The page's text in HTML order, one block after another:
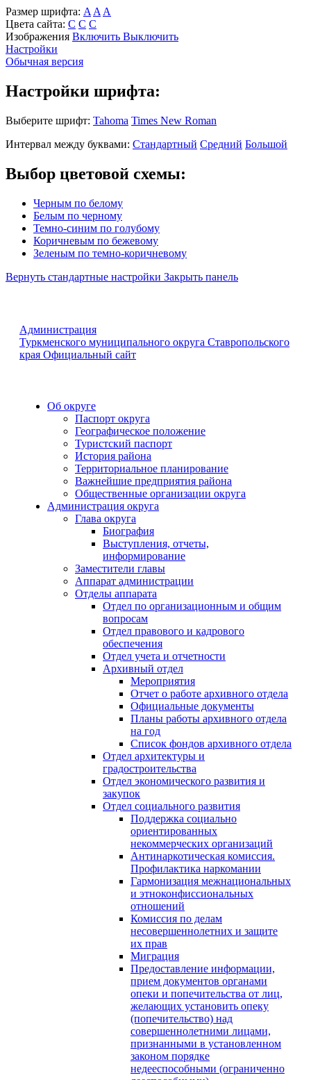
Размер шрифта: A A A
Цвета сайта: С С С
Изображения Включить Выключить
Настройки
Обычная версия
Настройки шрифта:
Выберите шрифт: Tahoma Times New Roman
Интервал между буквами: Стандартный Средний Большой
Выбор цветовой схемы:
Черным по белому
Белым по черному
Темно-синим по голубому
Коричневым по бежевому
Зеленым по темно-коричневому
Вернуть стандартные настройки Закрыть панель
Администрация
Туркменского муниципального округа Ставропольского
края Официальный сайт
Об округе
Паспорт округа
Географическое положение
Туристский паспорт
История района
Территориальное планирование
Важнейшие предприятия района
Общественные организации округа
Администрация округа
Глава округа
Биография
Выступления, отчеты,
информирование
Заместители главы
Аппарат администрации
Отделы аппарата
Отдел по организационным и общим
вопросам
Отдел правового и кадрового
обеспечения
Отдел учета и отчетности
Архивный отдел
Мероприятия
Отчет о работе архивного отдела
Официальные документы
Планы работы архивного отдела
на год
Список фондов архивного отдела
Отдел архитектуры и
градостроительства
Отдел экономического развития и
закупок
Отдел социального развития
Поддержка социально
ориентированных
некоммерческих организаций
Антинаркотическая комиссия.
Профилактика наркомании
Гармонизация межнациональных
и этноконфиссиональных
отношений
Комиссия по делам
несовершеннолетних и защите
их прав
Миграция
Предоставление информации,
прием документов органами
опеки и попечительства от лиц,
желающих установить опеку
(попечительство) над
совершеннолетними лицами,
признанными в установленном
законом порядке
недееспособными (ограниченно